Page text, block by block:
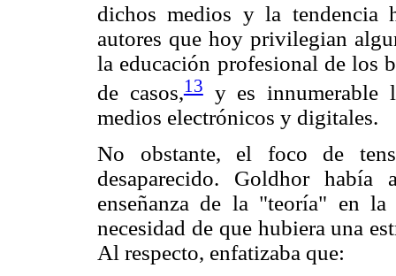
dichos medios y la tendencia
autores que hoy privilegian
la educación profesional de los
de casos,13y es innumerable
medios electrónicos y digitales.
No obstante, el foco de
desaparecido. Goldhor
enseñanza de la "teoría" en la
necesidad de que hubiera una
Al respecto, enfatizaba que: